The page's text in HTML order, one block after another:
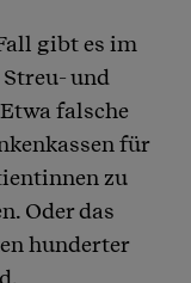
gibt es im
und
falsche
für
zu
Oder das
hunderter